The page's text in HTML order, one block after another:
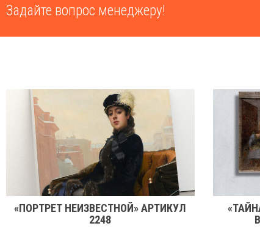
Задайте вопрос менеджеру!
«ПОРТРЕТ НЕИЗВЕСТНОЙ» АРТИКУЛ
2248